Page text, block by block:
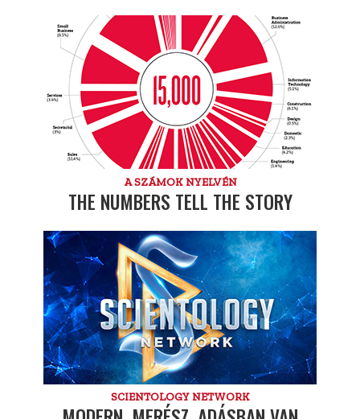
A SZÁMOK NYELVÉN
THE NUMBERS TELL THE STORY
SCIENTOLOGY NETWORK